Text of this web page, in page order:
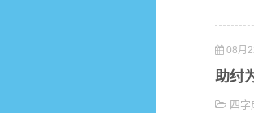
08月
助纣
四